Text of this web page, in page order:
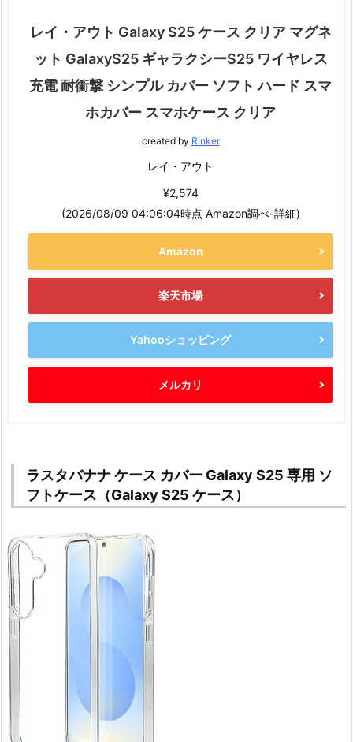
レイ・アウト Galaxy S25 ケース クリア マグネ
ット GalaxyS25 ギャラクシーS25 ワイヤレス
充電 耐衝撃 シンプル カバー ソフト ハード スマ
ホカバー スマホケース クリア
created by Rinker
レイ・アウト
¥2,574
(2026/08/09 04:06:04時点 Amazon調べ-詳細)
Amazon
楽天市場
Yahooショッピング
メルカリ
ラスタバナナ ケース カバー Galaxy S25 専用 ソ
フトケース（Galaxy S25 ケース）